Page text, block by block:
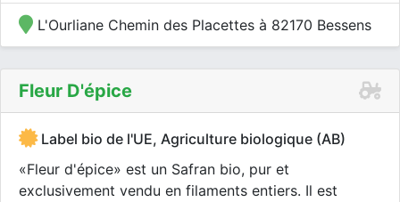
L'Ourliane Chemin des Placettes à 82170 Bessens
Fleur D'épice
Label bio de l'UE, Agriculture biologique (AB)
«Fleur d'épice» est un Safran bio, pur et
exclusivement vendu en filaments entiers. Il est